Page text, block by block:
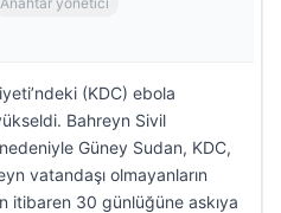
(KDC) ebola
yükseldi. Bahreyn Sivil
Güney Sudan, KDC,
vatandaşı olmayanların
itibaren 30 günlüğüne askıya